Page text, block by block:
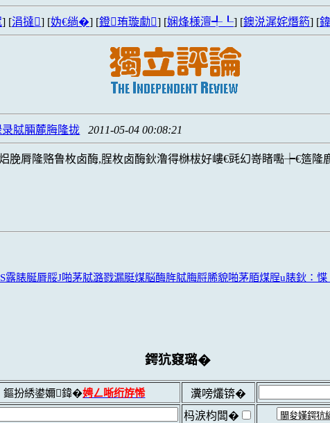
] [涓撻] [妫€绱�] [鐙珛璇勮] [娴烽様澶╃┖] [鐭涚浘姹熸箹] [
脦脼麓脢隆拢 2011-05-04 00:08:21
脕脣隆赂鲁枚卤酶,脭枚卤酶鈥澛得椕柭好嶁€毭幻嵜睹嚸┾€簉隆
露脿脠脣脮J啪茅脦潞戮漏脡煤脳酶脌脦脢脟脪貌啪茅脜煤脭u脿鈥∶
鍔犺窡璐�
扮綉鍙嬭鍏�娉ㄥ唽绗斿悕
瀵嗙爜锛�
杩涙枃闆�